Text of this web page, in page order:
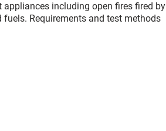
appliances including open fires fired by
fuels. Requirements and test methods